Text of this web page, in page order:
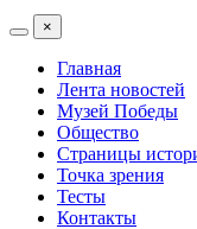
×
Главная
Лента новостей
Музей Победы
Общество
Страницы
Точка зрения
Тесты
Контакты